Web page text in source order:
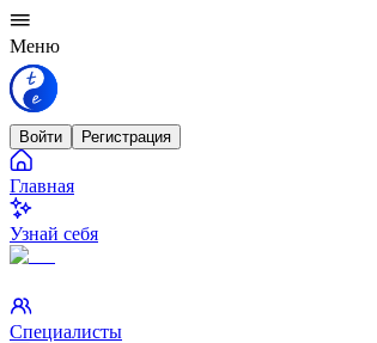
Меню
Войти Регистрация
Главная
Узнай себя
Специалисты